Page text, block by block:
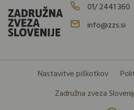
01/ 2441 360
info@zzs.si
Nastavitve piškotkov
Zadružna zveza